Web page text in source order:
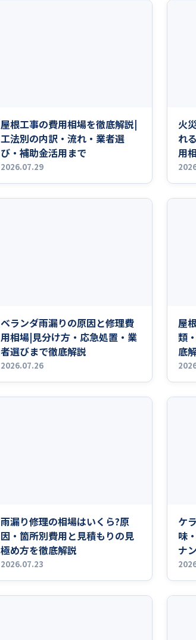
屋根工事の費用相場を徹底解説|
工法別の内訳・流れ・業者選
び・補助金活用まで
2026.07.29
火
れ
用
ベランダ雨漏りの原因と修理費
用相場|見分け方・応急処置・業
者選びまで徹底解説
2026.07.26
屋
類
底
雨漏り修理の相場はいくら?原
因・箇所別費用と見積もりの見
極め方を徹底解説
2026.07.23
ケ
味
ナ